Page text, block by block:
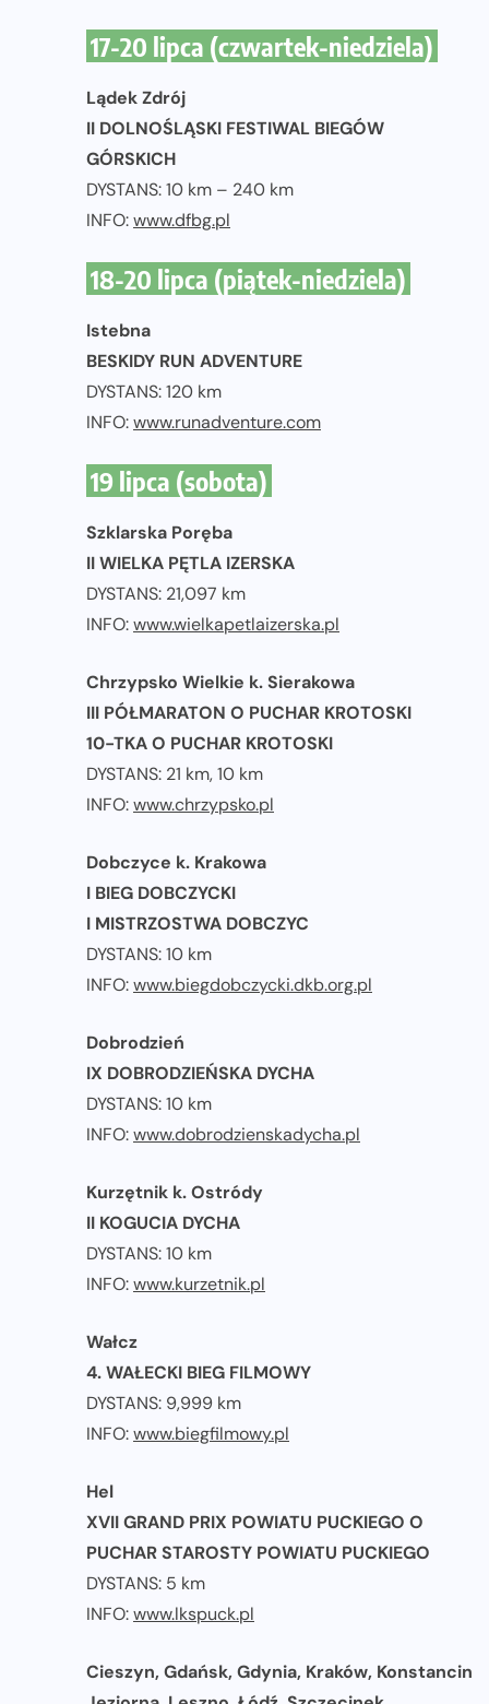
17-20 lipca (czwartek-niedziela)
Lądek Zdrój
II DOLNOŚLĄSKI FESTIWAL BIEGÓW
GÓRSKICH
DYSTANS: 10 km – 240 km
INFO:www.dfbg.pl
18-20 lipca (piątek-niedziela)
Istebna
BESKIDY RUN ADVENTURE
DYSTANS: 120 km
INFO:www.runadventure.com
19 lipca (sobota)
Szklarska Poręba
II WIELKA PĘTLA IZERSKA
DYSTANS: 21,097 km
INFO:www.wielkapetlaizerska.pl
Chrzypsko Wielkie k. Sierakowa
III PÓŁMARATON O PUCHAR KROTOSKI
10-TKA O PUCHAR KROTOSKI
DYSTANS: 21 km, 10 km
INFO:www.chrzypsko.pl
Dobczyce k. Krakowa
I BIEG DOBCZYCKI
I MISTRZOSTWA DOBCZYC
DYSTANS: 10 km
INFO:www.biegdobczycki.dkb.org.pl
Dobrodzień
IX DOBRODZIEŃSKA DYCHA
DYSTANS: 10 km
INFO:www.dobrodzienskadycha.pl
Kurzętnik k. Ostródy
II KOGUCIA DYCHA
DYSTANS: 10 km
INFO:www.kurzetnik.pl
Wałcz
4. WAŁECKI BIEG FILMOWY
DYSTANS: 9,999 km
INFO:www.biegfilmowy.pl
Hel
XVII GRAND PRIX POWIATU PUCKIEGO O
PUCHAR STAROSTY POWIATU PUCKIEGO
DYSTANS: 5 km
INFO:www.lkspuck.pl
Cieszyn, Gdańsk, Gdynia, Kraków, Konstancin